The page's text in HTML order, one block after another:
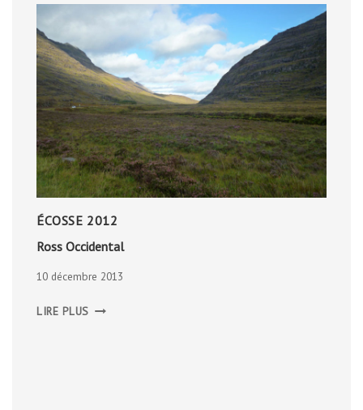
ÉCOSSE 2012
Ross Occidental
10 décembre 2013
LIRE PLUS OCCIDENTAL